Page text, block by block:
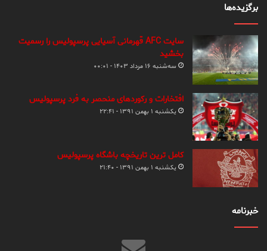
برگزیده‌ها
سایت AFC قهرمانی آسیایی پرسپولیس را رسمیت
بخشید
سه‌شنبه ۱۶ مرداد ۱۴۰۳ - ۰۰:۰۱
افتخارات و رکوردهای منحصر به فرد پرسپولیس
یکشنبه ۱ بهمن ۱۳۹۱ - ۲۲:۴۱
کامل ترین تاریخچه باشگاه پرسپولیس
یکشنبه ۱ بهمن ۱۳۹۱ - ۲۱:۴۰
خبرنامه